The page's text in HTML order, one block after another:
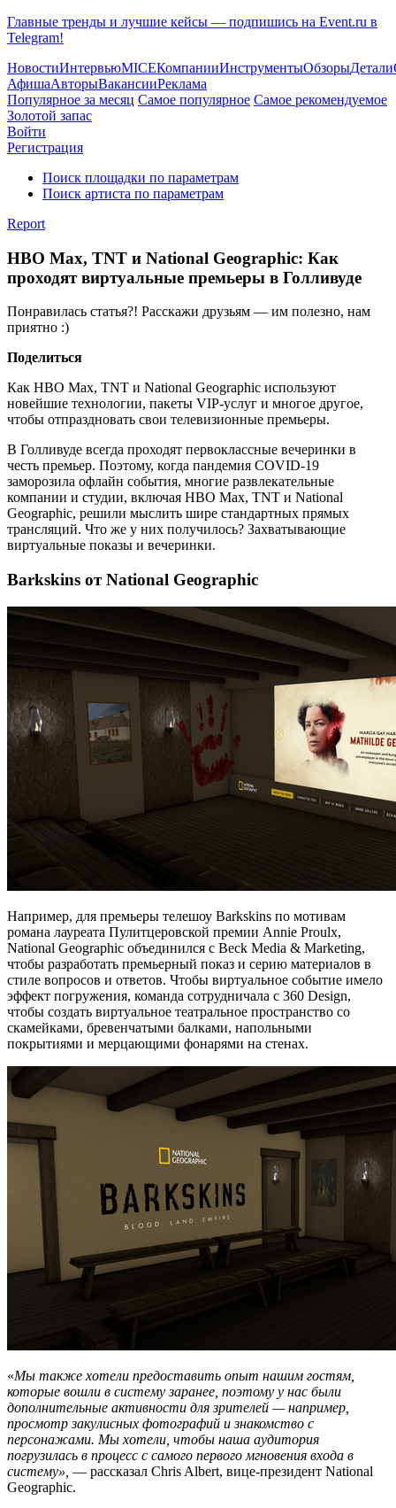
Главные тренды и лучшие кейсы — подпишись на Event.ru в
Telegram!
НовостиИнтервьюMICEКомпанииИнструментыОбзорыДетали
АфишаАвторыВакансииРеклама
Популярное за месяц Самое популярное Самое рекомендуемое
Золотой запас
Войти
Регистрация
Поиск площадки по параметрам
Поиск артиста по параметрам
Report
HBO Max, TNT и National Geographic: Как
проходят виртуальные премьеры в Голливуде
Понравилась статья?! Расскажи друзьям — им полезно, нам
приятно :)
Поделиться
Как HBO Max, TNT и National Geographic используют
новейшие технологии, пакеты VIP-услуг и многое другое,
чтобы отпраздновать свои телевизионные премьеры.
В Голливуде всегда проходят первоклассные вечеринки в
честь премьер. Поэтому, когда пандемия COVID-19
заморозила офлайн события, многие развлекательные
компании и студии, включая HBO Max, TNT и National
Geographic, решили мыслить шире стандартных прямых
трансляций. Что же у них получилось? Захватывающие
виртуальные показы и вечеринки.
Barkskins от National Geographic
Например, для премьеры телешоу Barkskins по мотивам
романа лауреата Пулитцеровской премии Annie Proulx,
National Geographic объединился с Beck Media & Marketing,
чтобы разработать премьерный показ и серию материалов в
стиле вопросов и ответов. Чтобы виртуальное событие имело
эффект погружения, команда сотрудничала с 360 Design,
чтобы создать виртуальное театральное пространство со
скамейками, бревенчатыми балками, напольными
покрытиями и мерцающими фонарями на стенах.
«Мы также хотели предоставить опыт нашим гостям,
которые вошли в систему заранее, поэтому у нас были
дополнительные активности для зрителей — например,
просмотр закулисных фотографий и знакомство с
персонажами. Мы хотели, чтобы наша аудитория
погрузилась в процесс с самого первого мгновения входа в
систему», — рассказал Chris Albert, вице-президент National
Geographic.